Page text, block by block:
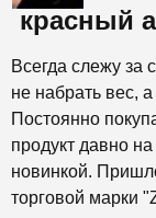
красный
Всегда слежу за
не набрать вес,
Постоянно
продукт давно
новинкой.
торговой марки